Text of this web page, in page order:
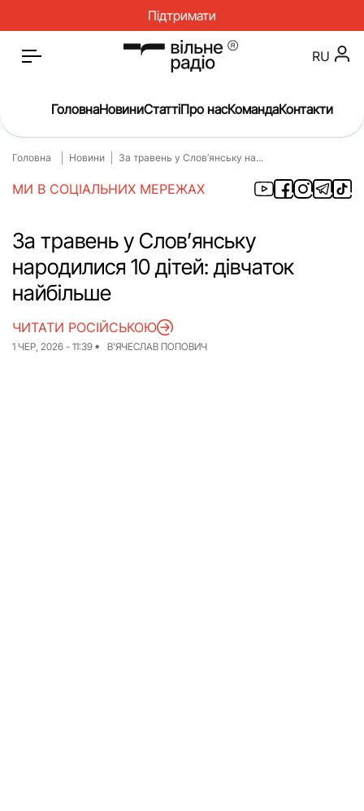
Підтримати
Головна
Новини
Окупація
Про нас
Війна
Гроші
Освіта
Інструкції
ЖКГ
RU
ГоловнаНовиниСтаттіПро насКомандаКонтакти
Головна Новини За травень у Слов’янську на...
МИ В СОЦІАЛЬНИХ МЕРЕЖАХ
За травень у Слов’янську
народилися 10 дітей: дівчаток
найбільше
1 ЧЕР, 2026 - 11:39 В'ЯЧЕСЛАВ ПОПОВИЧ
ЧИТАТИ РОСІЙСЬКОЮ